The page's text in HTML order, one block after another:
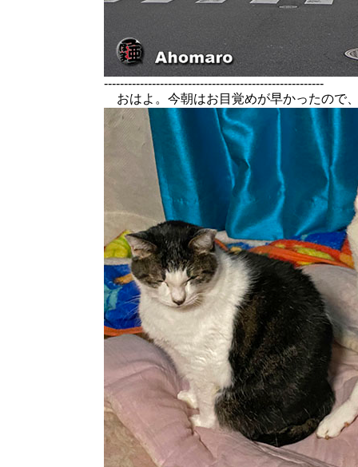
-------------------------------------------------------
おはよ。今朝はお目覚めが早かったので